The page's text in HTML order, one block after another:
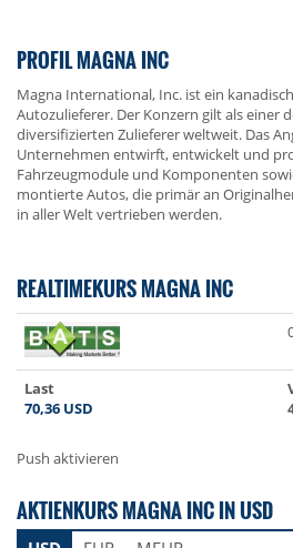
PROFIL MAGNA INC
Magna International, Inc. ist ein
Autozulieferer. Der Konzern gilt als einer
diversifizierten Zulieferer weltweit. Das
Unternehmen entwirft, entwickelt und
Fahrzeugmodule und Komponenten
montierte Autos, die primär an
in aller Welt vertrieben werden.
REALTIMEKURS MAGNA INC
Last
70,36 USD
Push aktivieren
AKTIENKURS MAGNA INC IN USD